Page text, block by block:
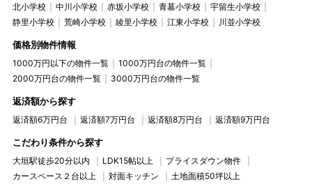
北小学校
中川小学校 赤坂小学校 青墓小学校
宇留生小学校
静里小学校
荒崎小学校 綾里小学校 江東小学校 川並小学校
価格別物件情報
1000万円以下の物件一覧
1000万円台の物件一覧
2000万円台の物件一覧
3000万円台の物件一覧
返済額から探す
返済額6万円台 返済額7万円台 返済額8万円台 返済額9万円台
こだわり条件から探す
大垣駅徒歩20分以内 LDK15帖以上
プライスダウン物件
カースペース２台以上
対面キッチン 土地面積50坪以上